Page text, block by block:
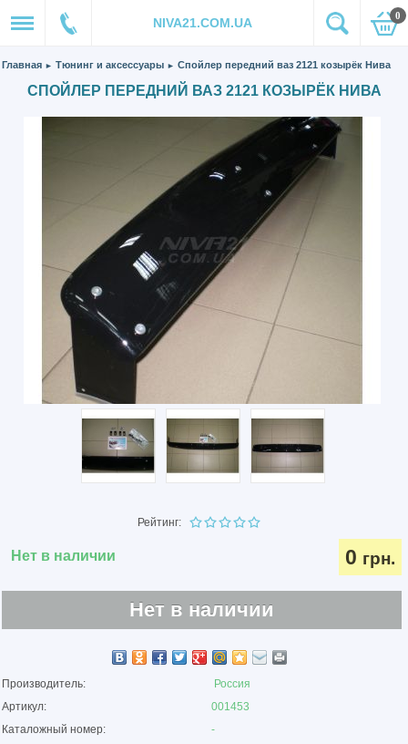
NIVA21.COM.UA 0
Главная ► Тюнинг и аксессуары ► Спойлер передний ваз 2121 козырёк Нива
СПОЙЛЕР ПЕРЕДНИЙ ВАЗ 2121 КОЗЫРЁК НИВА
Рейтинг:
Нет в наличии 0 грн.
Нет в наличии
Производитель:
Россия
Артикул:
001453
Каталожный номер:
-